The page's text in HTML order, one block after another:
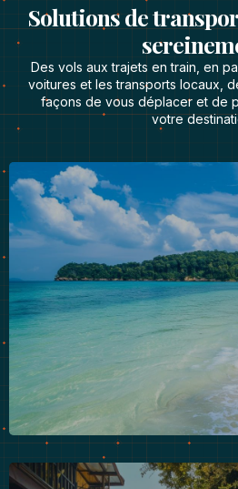
Solutions de
Des vols aux trajets en train, en
voitures et les transports locaux,
façons de vous déplacer et de
votre
Koh Rong Sanloem : 4
paradisiaque
Bienvenue à Koh Rong Sanloem,
large des côtes...